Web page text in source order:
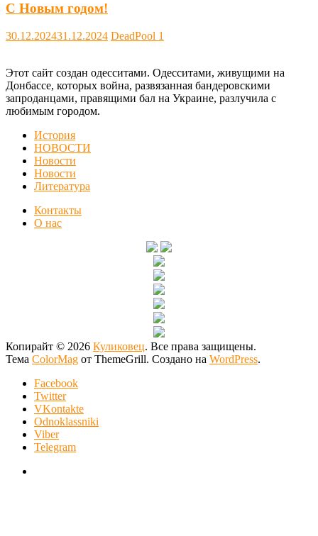
С Новым годом!
30.12.202431.12.2024 DeadPool 1
Этот сайт создан одесситами. Одесситами, живущими на
Донбассе, которых война, развязанная бандеровскими
запроданцами, правящими бал на Украине, разлучила с
любимым городом.
История
НОВОСТИ
Новости
Новости
Литература
Контакты
О нас
Копирайт © 2026 Куликовец. Все права защищены.
Тема ColorMag от ThemeGrill. Создано на WordPress.
Facebook
Twitter
VKontakte
Odnoklassniki
Viber
Telegram